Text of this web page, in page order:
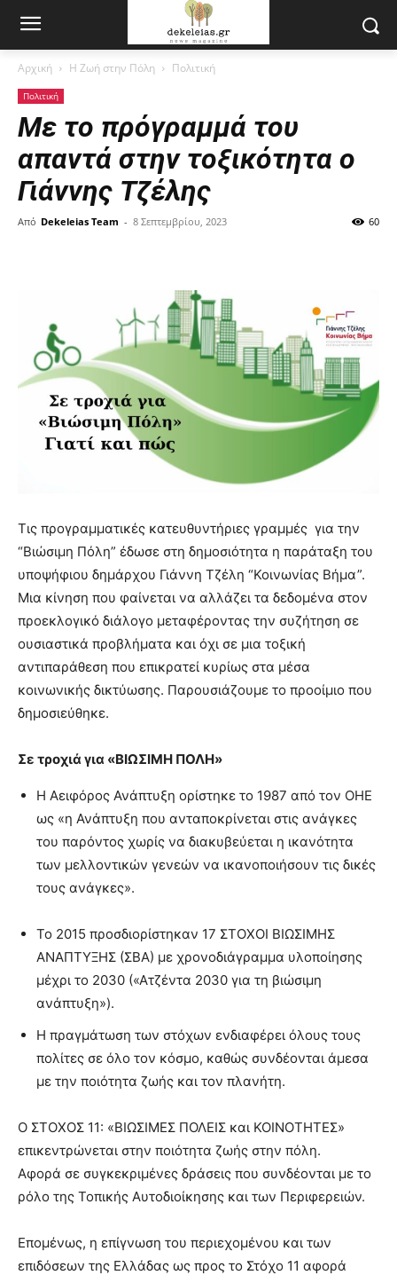
Αρχική Η Ζωή στην Πόλη Πολιτική
Πολιτική
Με το πρόγραμμά του
απαντά στην τοξικότητα ο
Γιάννης Τζέλης
Από Dekeleias Team - 8 Σεπτεμβρίου, 2023 60
Τις προγραμματικές κατευθυντήριες γραμμές για την
“Βιώσιμη Πόλη” έδωσε στη δημοσιότητα η παράταξη του
υποψήφιου δημάρχου Γιάννη Τζέλη “Κοινωνίας Βήμα”.
Μια κίνηση που φαίνεται να αλλάζει τα δεδομένα στον
προεκλογικό διάλογο μεταφέροντας την συζήτηση σε
ουσιαστικά προβλήματα και όχι σε μια τοξική
αντιπαράθεση που επικρατεί κυρίως στα μέσα
κοινωνικής δικτύωσης. Παρουσιάζουμε το προοίμιο που
δημοσιεύθηκε.
Σε τροχιά για «ΒΙΩΣΙΜΗ ΠΟΛΗ»
Η Αειφόρος Ανάπτυξη ορίστηκε το 1987 από τον ΟΗΕ
ως «η Ανάπτυξη που ανταποκρίνεται στις ανάγκες
του παρόντος χωρίς να διακυβεύεται η ικανότητα
των μελλοντικών γενεών να ικανοποιήσουν τις δικές
τους ανάγκες».
Το 2015 προσδιορίστηκαν 17 ΣΤΟΧΟΙ ΒΙΩΣΙΜΗΣ
ΑΝΑΠΤΥΞΗΣ (ΣΒΑ) με χρονοδιάγραμμα υλοποίησης
μέχρι το 2030 («Ατζέντα 2030 για τη βιώσιμη
ανάπτυξη»).
Η πραγμάτωση των στόχων ενδιαφέρει όλους τους
πολίτες σε όλο τον κόσμο, καθώς συνδέονται άμεσα
με την ποιότητα ζωής και τον πλανήτη.
Ο ΣΤΟΧΟΣ 11: «ΒΙΩΣΙΜΕΣ ΠΟΛΕΙΣ και ΚΟΙΝΟΤΗΤΕΣ»
επικεντρώνεται στην ποιότητα ζωής στην πόλη.
Αφορά σε συγκεκριμένες δράσεις που συνδέονται με το
ρόλο της Τοπικής Αυτοδιοίκησης και των Περιφερειών.
Επομένως, η επίγνωση του περιεχομένου και των
επιδόσεων της Ελλάδας ως προς το Στόχο 11 αφορά